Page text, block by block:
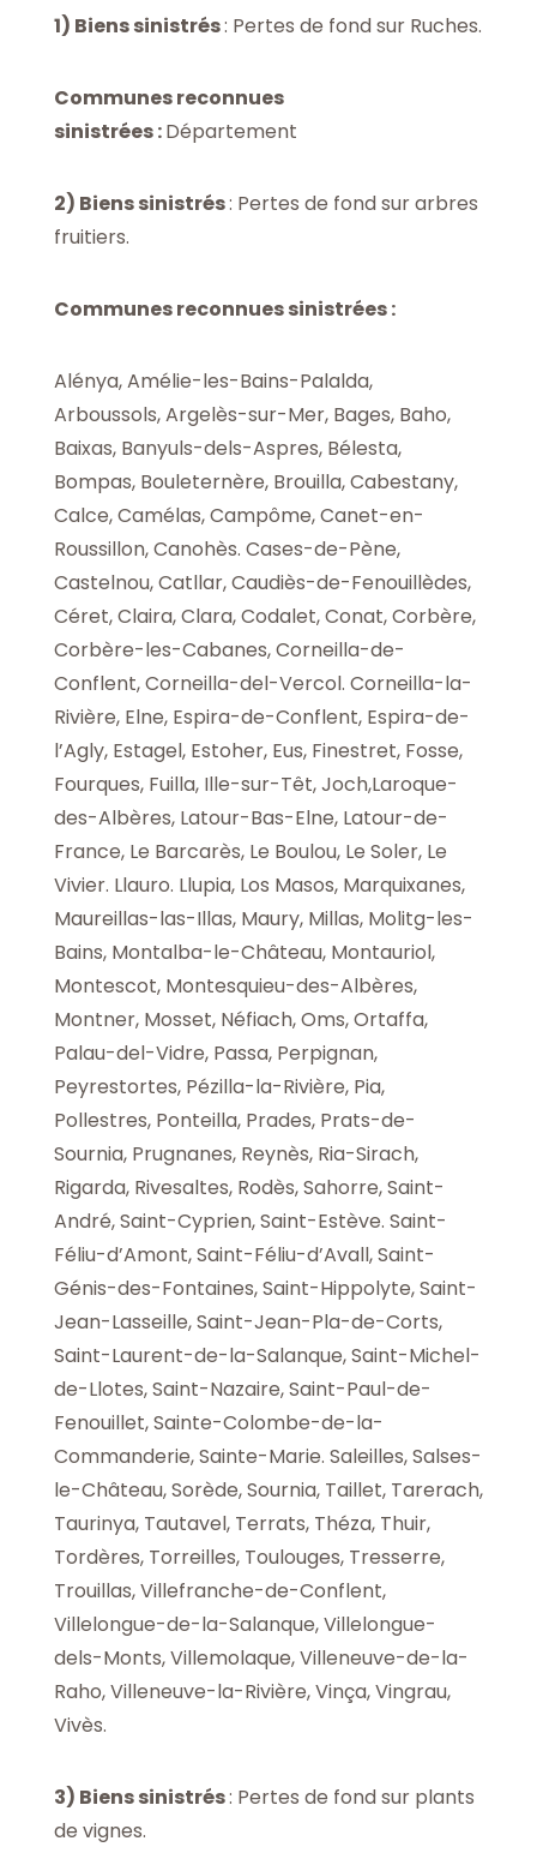
1) Biens sinistrés: Pertes de fond sur Ruches.
Communes reconnues
sinistrées :Département
2) Biens sinistrés: Pertes de fond sur arbres
fruitiers.
Communes reconnues sinistrées :
Alénya, Amélie-les-Bains-Palalda,
Arboussols, Argelès-sur-Mer, Bages, Baho,
Baixas, Banyuls-dels-Aspres, Bélesta,
Bompas, Bouleternère, Brouilla, Cabestany,
Calce, Camélas, Campôme, Canet-en-
Roussillon, Canohès. Cases-de-Pène,
Castelnou, Catllar, Caudiès-de-Fenouillèdes,
Céret, Claira, Clara, Codalet, Conat, Corbère,
Corbère-les-Cabanes, Corneilla-de-
Conflent, Corneilla-del-Vercol. Corneilla-la-
Rivière, Elne, Espira-de-Conflent, Espira-de-
l’Agly, Estagel, Estoher, Eus, Finestret, Fosse,
Fourques, Fuilla, Ille-sur-Têt, Joch,Laroque-
des-Albères, Latour-Bas-Elne, Latour-de-
France, Le Barcarès, Le Boulou, Le Soler, Le
Vivier. Llauro. Llupia, Los Masos, Marquixanes,
Maureillas-las-Illas, Maury, Millas, Molitg-les-
Bains, Montalba-le-Château, Montauriol,
Montescot, Montesquieu-des-Albères,
Montner, Mosset, Néfiach, Oms, Ortaffa,
Palau-del-Vidre, Passa, Perpignan,
Peyrestortes, Pézilla-la-Rivière, Pia,
Pollestres, Ponteilla, Prades, Prats-de-
Sournia, Prugnanes, Reynès, Ria-Sirach,
Rigarda, Rivesaltes, Rodès, Sahorre, Saint-
André, Saint-Cyprien, Saint-Estève. Saint-
Féliu-d’Amont, Saint-Féliu-d’Avall, Saint-
Génis-des-Fontaines, Saint-Hippolyte, Saint-
Jean-Lasseille, Saint-Jean-Pla-de-Corts,
Saint-Laurent-de-la-Salanque, Saint-Michel-
de-Llotes, Saint-Nazaire, Saint-Paul-de-
Fenouillet, Sainte-Colombe-de-la-
Commanderie, Sainte-Marie. Saleilles, Salses-
le-Château, Sorède, Sournia, Taillet, Tarerach,
Taurinya, Tautavel, Terrats, Théza, Thuir,
Tordères, Torreilles, Toulouges, Tresserre,
Trouillas, Villefranche-de-Conflent,
Villelongue-de-la-Salanque, Villelongue-
dels-Monts, Villemolaque, Villeneuve-de-la-
Raho, Villeneuve-la-Rivière, Vinça, Vingrau,
Vivès.
3) Biens sinistrés: Pertes de fond sur plants
de vignes.